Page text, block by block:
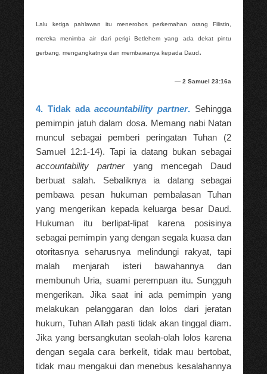
Lalu ketiga pahlawan itu menerobos perkemahan orang Filistin,
mereka menimba air dari perigi Betlehem yang ada dekat pintu
gerbang, mengangkatnya dan membawanya kepada Daud.
— 2 Samuel 23:16a
4. Tidak adaaccountability partner. Sehingga
pemimpin jatuh dalam dosa. Memang nabi Natan
muncul sebagai pemberi peringatan Tuhan (2
Samuel 12:1-14). Tapi ia datang bukan sebagai
accountability partner yang mencegah Daud
berbuat salah. Sebaliknya ia datang sebagai
pembawa pesan hukuman pembalasan Tuhan
yang mengerikan kepada keluarga besar Daud.
Hukuman itu berlipat-lipat karena posisinya
sebagai pemimpin yang dengan segala kuasa dan
otoritasnya seharusnya melindungi rakyat, tapi
malah menjarah isteri bawahannya dan
membunuh Uria, suami perempuan itu. Sungguh
mengerikan. Jika saat ini ada pemimpin yang
melakukan pelanggaran dan lolos dari jeratan
hukum, Tuhan Allah pasti tidak akan tinggal diam.
Jika yang bersangkutan seolah-olah lolos karena
dengan segala cara berkelit, tidak mau bertobat,
tidak mau mengakui dan menebus kesalahannya